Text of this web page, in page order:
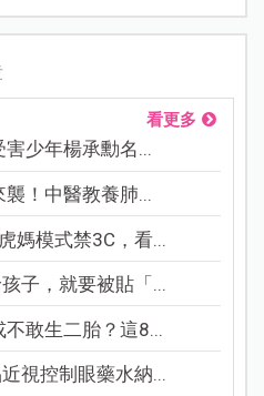
看更多
少年楊承勳名...
！中醫教養肺...
媽模式禁3C，看...
子，就要被貼「...
敢生二胎？這8...
視控制眼藥水納...